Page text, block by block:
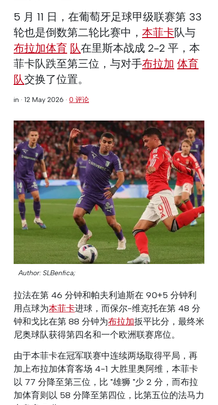
5 月 11 日，在葡萄牙足球甲级联赛第 33
轮也是倒数第二轮比赛中， 本菲卡队与
布拉加体育 队在里斯本战成 2-2 平，本
菲卡队跌至第三位，与对手布拉加 体育
队交换了位置。
in · 12 May 2026 · 0 评论
Author: SLBenfica;
拉法在第 46 分钟和帕夫利迪斯在 90+5 分钟利
用点球为本菲卡进球，而保尔-维克托在第 48 分
钟和戈比在第 88 分钟为布拉加扳平比分，最终米
尼奥球队获得第四名和一个欧洲联赛席位。
由于本菲卡在冠军联赛中连续两场取得平局，再
加上布拉加体育客场 4-1 大胜里奥阿维，本菲卡
以 77 分降至第三位，比 "雄狮 "少 2 分，而布拉
加体育则以 58 分降至第四位，比第五位的法马力